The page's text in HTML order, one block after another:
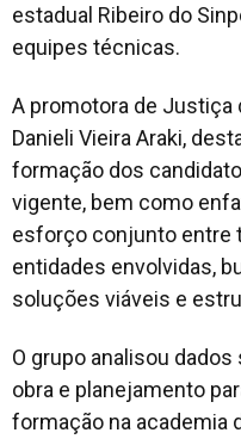
estadual Ribeiro do
equipes técnicas.
A promotora de Justiça
Danieli Vieira Araki,
formação dos
vigente, bem como
esforço conjunto entre
entidades envolvidas,
soluções viáveis e
O grupo analisou
obra e planejamento
formação na academia